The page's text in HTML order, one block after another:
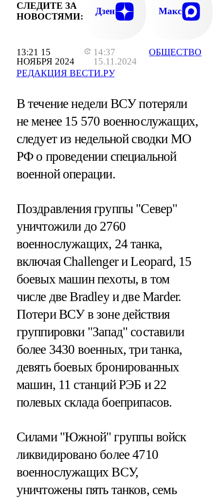
13:21 15
НОЯБРЯ 2024
14:37
15.11.2024
РЕДАКЦИЯ ВЕСТИ.РУ
ОБЩЕСТВО
СЛЕДИТЕ ЗА
НОВОСТЯМИ:
Дзен Макс
В течение недели ВСУ потеряли
не менее 15 570 военнослужащих,
следует из недельной сводки МО
РФ о проведении специальной
военной операции.
Поздравления группы "Север"
уничтожили до 2760
военнослужащих, 24 танка,
включая Challenger и Leopard, 15
боевых машин пехоты, в том
числе две Bradley и две Marder.
Потери ВСУ в зоне действия
группировки "Запад" составили
более 3430 военных, три танка,
девять боевых бронированных
машин, 11 станций РЭБ и 22
полевых склада боеприпасов.
Силами "Южной" группы войск
ликвидировано более 4710
военнослужащих ВСУ,
уничтожены пять танков, семь